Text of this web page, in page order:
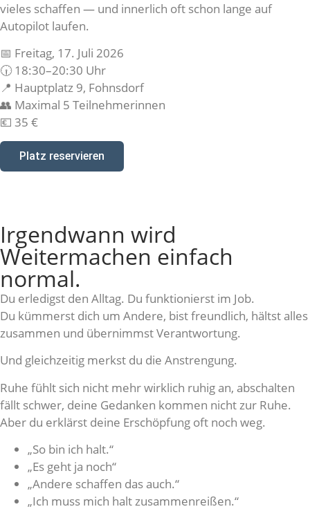
vieles schaffen — und innerlich oft schon lange auf
Autopilot laufen.
📅 Freitag, 17. Juli 2026
🕡 18:30–20:30 Uhr
📍 Hauptplatz 9, Fohnsdorf
👥 Maximal 5 Teilnehmerinnen
💶 35 €
Platz reservieren
Irgendwann wird
Weitermachen einfach
normal.
Du erledigst den Alltag. Du funktionierst im Job.
Du kümmerst dich um Andere, bist freundlich, hältst alles
zusammen und übernimmst Verantwortung.
Und gleichzeitig merkst du die Anstrengung.
Ruhe fühlt sich nicht mehr wirklich ruhig an, abschalten
fällt schwer, deine Gedanken kommen nicht zur Ruhe.
Aber du erklärst deine Erschöpfung oft noch weg.
„So bin ich halt.“
„Es geht ja noch“
„Andere schaffen das auch.“
„Ich muss mich halt zusammenreißen.“